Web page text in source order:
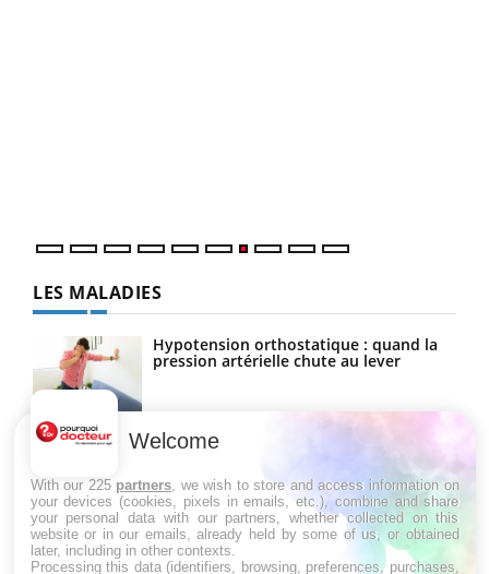
LES MALADIES
Hypotension orthostatique : quand la
pression artérielle chute au lever
Drépanocytose : une déformation des
Maladie de Charcot (Sclérose latérale
amyotrophique)
Welcome
With our 225 partners , we wish to store and access information on
your devices (cookies, pixels in emails, etc.), combine and share
your personal data with our partners, whether collected on this
website or in our emails, already held by some of us, or obtained
later, including in other contexts.
Processing this data (identifiers, browsing, preferences, purchases,